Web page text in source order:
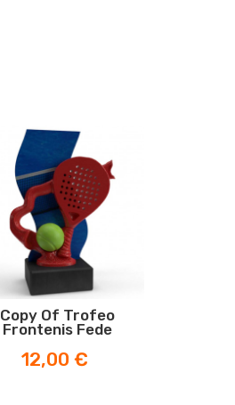
Copy Of Trofeo
Frontenis Fede
Prix
12,00 €